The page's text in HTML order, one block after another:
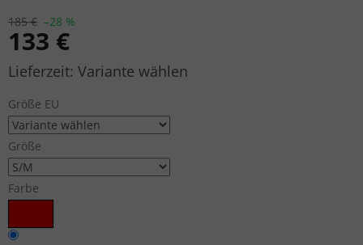
185 € –28 %
133 €
Verkaufspreis:Variante wählen
Größe EU
Größe
Farbe